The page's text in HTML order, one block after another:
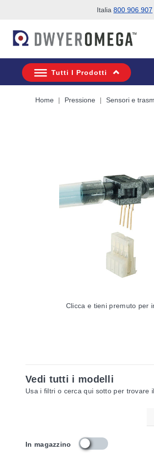
Italia 800 906 907
Tutti I Prodotti
Home Pressione Sensori e
Clicca e tieni premuto per
Vedi tutti i modelli
Usa i filtri o cerca qui sotto per trovare
In magazzino